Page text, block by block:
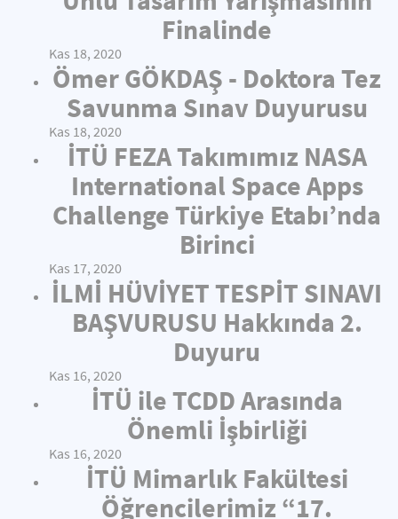
Finalinde
Kas 18, 2020
Ömer GÖKDAŞ - Doktora Tez
Savunma Sınav Duyurusu
Kas 18, 2020
İTÜ FEZA Takımımız NASA
International Space Apps
Challenge Türkiye Etabı’nda
Birinci
Kas 17, 2020
İLMİ HÜVİYET TESPİT SINAVI
BAŞVURUSU Hakkında 2.
Duyuru
Kas 16, 2020
İTÜ ile TCDD Arasında
Önemli İşbirliği
Kas 16, 2020
İTÜ Mimarlık Fakültesi
Öğrencilerimiz “17.